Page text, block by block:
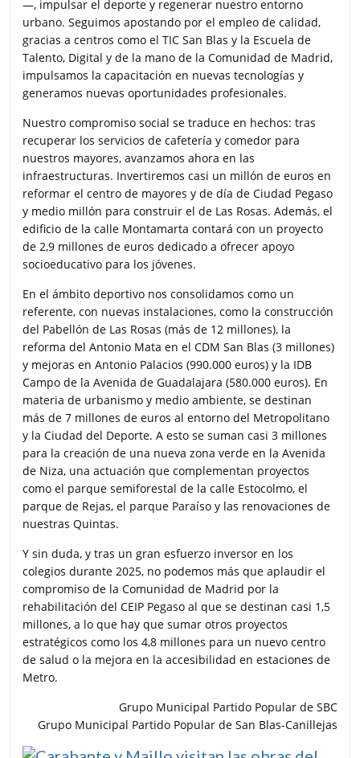
—, impulsar el deporte y regenerar nuestro entorno
urbano. Seguimos apostando por el empleo de calidad,
gracias a centros como el TIC San Blas y la Escuela de
Talento, Digital y de la mano de la Comunidad de Madrid,
impulsamos la capacitación en nuevas tecnologías y
generamos nuevas oportunidades profesionales.
Nuestro compromiso social se traduce en hechos: tras
recuperar los servicios de cafetería y comedor para
nuestros mayores, avanzamos ahora en las
infraestructuras. Invertiremos casi un millón de euros en
reformar el centro de mayores y de día de Ciudad Pegaso
y medio millón para construir el de Las Rosas. Además, el
edificio de la calle Montamarta contará con un proyecto
de 2,9 millones de euros dedicado a ofrecer apoyo
socioeducativo para los jóvenes.
En el ámbito deportivo nos consolidamos como un
referente, con nuevas instalaciones, como la construcción
del Pabellón de Las Rosas (más de 12 millones), la
reforma del Antonio Mata en el CDM San Blas (3 millones)
y mejoras en Antonio Palacios (990.000 euros) y la IDB
Campo de la Avenida de Guadalajara (580.000 euros). En
materia de urbanismo y medio ambiente, se destinan
más de 7 millones de euros al entorno del Metropolitano
y la Ciudad del Deporte. A esto se suman casi 3 millones
para la creación de una nueva zona verde en la Avenida
de Niza, una actuación que complementan proyectos
como el parque semiforestal de la calle Estocolmo, el
parque de Rejas, el parque Paraíso y las renovaciones de
nuestras Quintas.
Y sin duda, y tras un gran esfuerzo inversor en los
colegios durante 2025, no podemos más que aplaudir el
compromiso de la Comunidad de Madrid por la
rehabilitación del CEIP Pegaso al que se destinan casi 1,5
millones, a lo que hay que sumar otros proyectos
estratégicos como los 4,8 millones para un nuevo centro
de salud o la mejora en la accesibilidad en estaciones de
Metro.
Grupo Municipal Partido Popular de SBC
Grupo Municipal Partido Popular de San Blas-Canillejas